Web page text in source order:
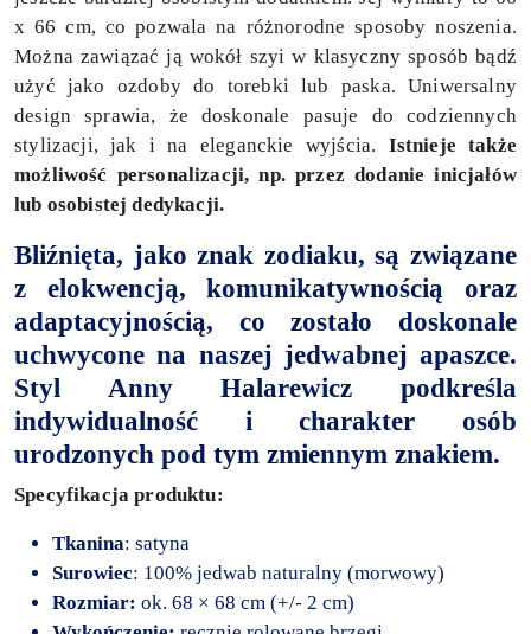
x 66 cm, co pozwala na różnorodne sposoby noszenia.
Można zawiązać ją wokół szyi w klasyczny sposób bądź
użyć jako ozdoby do torebki lub paska. Uniwersalny
design sprawia, że doskonale pasuje do codziennych
stylizacji, jak i na eleganckie wyjścia. Istnieje także
możliwość personalizacji, np. przez dodanie inicjałów
lub osobistej dedykacji.
Bliźnięta, jako znak zodiaku, są związane
z elokwencją, komunikatywnością oraz
adaptacyjnością, co zostało doskonale
uchwycone na naszej jedwabnej apaszce.
Styl Anny Halarewicz podkreśla
indywidualność i charakter osób
urodzonych pod tym zmiennym znakiem.
Specyfikacja produktu:
Tkanina: satyna
Surowiec: 100% jedwab naturalny (morwowy)
Rozmiar: ok. 68 × 68 cm (+/- 2 cm)